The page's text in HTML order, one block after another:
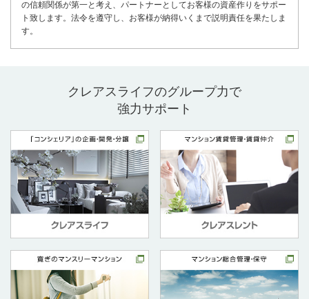
の信頼関係が第一と考え、パートナーとしてお客様の資産作りをサポー
ト致します。法令を遵守し、お客様が納得いくまで説明責任を果たしま
す。
クレアスライフのグループ力で
強力サポート